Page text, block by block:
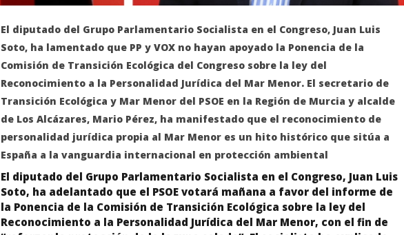
El diputado del Grupo Parlamentario Socialista en el Congreso, Juan Luis
Soto, ha lamentado que PP y VOX no hayan apoyado la Ponencia de la
Comisión de Transición Ecológica del Congreso sobre la ley del
Reconocimiento a la Personalidad Jurídica del Mar Menor. El secretario de
Transición Ecológica y Mar Menor del PSOE en la Región de Murcia y alcalde
de Los Alcázares, Mario Pérez, ha manifestado que el reconocimiento de
personalidad jurídica propia al Mar Menor es un hito histórico que sitúa a
España a la vanguardia internacional en protección ambiental
El diputado del Grupo Parlamentario Socialista en el Congreso, Juan Luis
Soto, ha adelantado que el PSOE votará mañana a favor del informe de
la Ponencia de la Comisión de Transición Ecológica sobre la ley del
Reconocimiento a la Personalidad Jurídica del Mar Menor, con el fin de